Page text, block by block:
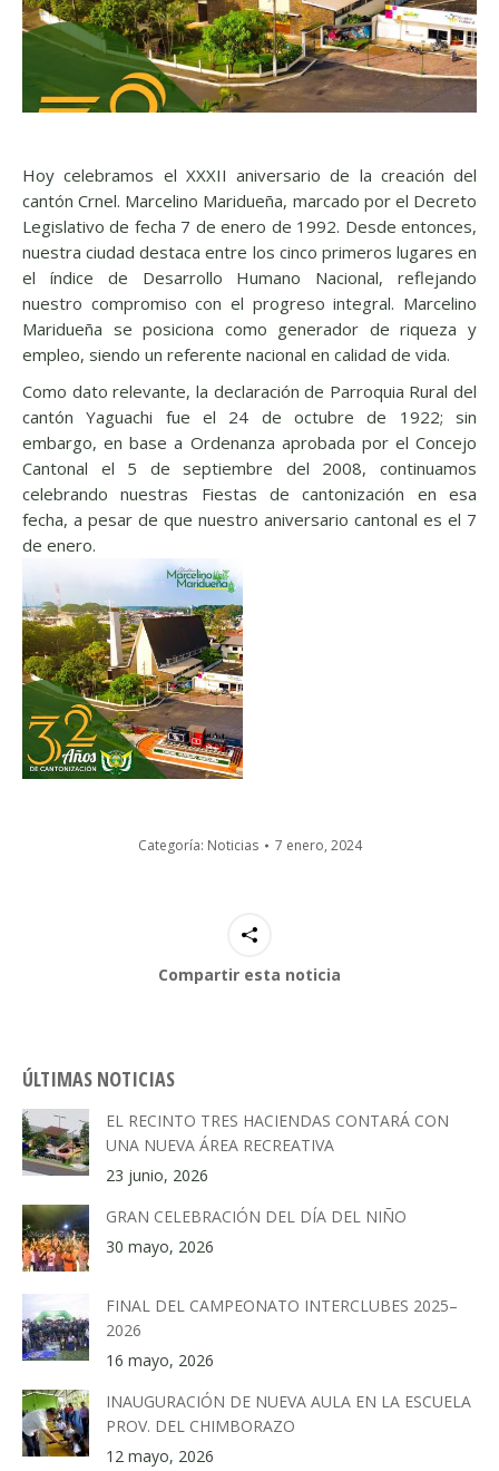
Hoy celebramos el XXXII aniversario de la creación del
cantón Crnel. Marcelino Maridueña, marcado por el Decreto
Legislativo de fecha 7 de enero de 1992. Desde entonces,
nuestra ciudad destaca entre los cinco primeros lugares en
el índice de Desarrollo Humano Nacional, reflejando
nuestro compromiso con el progreso integral. Marcelino
Maridueña se posiciona como generador de riqueza y
empleo, siendo un referente nacional en calidad de vida.
Como dato relevante, la declaración de Parroquia Rural del
cantón Yaguachi fue el 24 de octubre de 1922; sin
embargo, en base a Ordenanza aprobada por el Concejo
Cantonal el 5 de septiembre del 2008, continuamos
celebrando nuestras Fiestas de cantonización en esa
fecha, a pesar de que nuestro aniversario cantonal es el 7
de enero.
Categoría: Noticias 7 enero, 2024
Compartir esta noticia
ÚLTIMAS NOTICIAS
EL RECINTO TRES HACIENDAS CONTARÁ CON
UNA NUEVA ÁREA RECREATIVA
23 junio, 2026
GRAN CELEBRACIÓN DEL DÍA DEL NIÑO
30 mayo, 2026
FINAL DEL CAMPEONATO INTERCLUBES 2025–
2026
16 mayo, 2026
INAUGURACIÓN DE NUEVA AULA EN LA ESCUELA
PROV. DEL CHIMBORAZO
12 mayo, 2026